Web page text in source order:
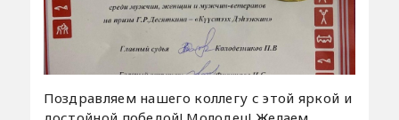
Поздравляем нашего коллегу с этой яркой и